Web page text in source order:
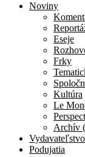
Noviny
Eseje
Frky
Kultúra
Le
Archív
Vydavateľstvo
Podujatia